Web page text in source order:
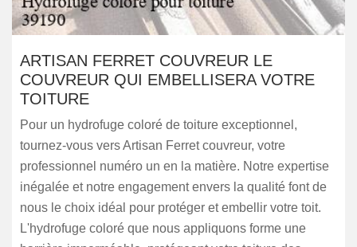
ARTISAN FERRET COUVREUR LE
COUVREUR QUI EMBELLISERA VOTRE
TOITURE
Pour un hydrofuge coloré de toiture exceptionnel,
tournez-vous vers Artisan Ferret couvreur, votre
professionnel numéro un en la matière. Notre expertise
inégalée et notre engagement envers la qualité font de
nous le choix idéal pour protéger et embellir votre toit.
L'hydrofuge coloré que nous appliquons forme une